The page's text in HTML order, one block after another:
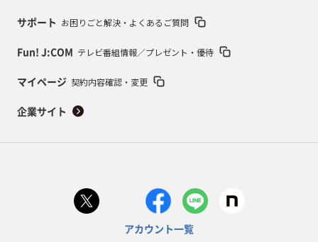
サポート お困りごと解決・よくあるご質問
Fun! J:COM テレビ番組情報／プレゼント・優待
マイページ 契約内容確認・変更
企業サイト
アカウント一覧